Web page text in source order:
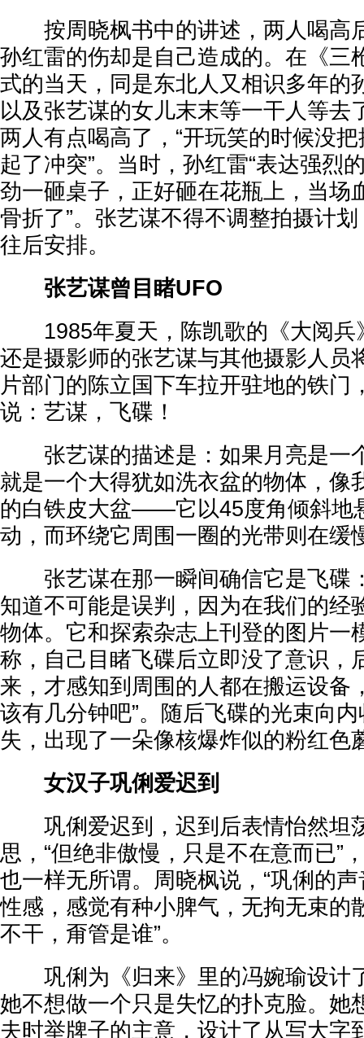
按周晓枫书中的讲述，两人喝高
孙红雷的伤却是自己造成的。在《三
式的当天，同是东北人又相识多年的
以及张艺谋的女儿末末等一干人等去
两人有点喝高了，“开玩笑的时候没
起了冲突”。当时，孙红雷“表达强烈
劲一砸桌子，正好砸在花瓶上，当场
骨折了”。张艺谋不得不调整拍摄计
往后安排。
张艺谋曾目睹UFO
1985年夏天，陈凯歌的《大阅兵
还是摄影师的张艺谋与其他摄影人员
片部门的陈立国下车拉开驻地的铁门
说：艺谋，飞碟！
张艺谋的描述是：如果月亮是一
就是一个大得犹如洗衣盆的物体，像
的白铁皮大盆——它以45度角倾斜地
动，而环绕它周围一圈的光带则在缓
张艺谋在那一瞬间确信它是飞碟
知道不可能是误判，因为在我们的经
物体。它和探索杂志上刊登的图片一
称，自己目睹飞碟后立即没了意识，
来，才感知到周围的人都在搬运设备
该有几分钟吧”。随后飞碟的光束向
失，出现了一朵像核爆炸似的粉红色
女汉子巩俐爱迟到
巩俐爱迟到，迟到后表情怡然坦
思，“但绝非傲慢，只是不在意而已”
也一样无所谓。周晓枫说，“巩俐的
性感，感觉有种小脾气，无拘无束的
不干，甭管是谁”。
巩俐为《归来》里的冯婉瑜设计
她不想做一个只是失忆的扑克脸。她
夫时举牌子的主意，设计了从写大字